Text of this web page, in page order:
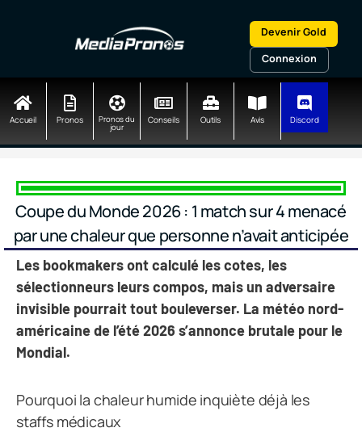
Devenir Gold
Connexion
Accueil Pronos Pronos du
jour
Conseils Outils Avis Discord
Coupe du Monde 2026 : 1 match sur 4 menacé
par une chaleur que personne n’avait anticipée
Les bookmakers ont calculé les cotes, les
sélectionneurs leurs compos, mais un adversaire
invisible pourrait tout bouleverser. La météo nord-
américaine de l’été 2026 s’annonce brutale pour le
Mondial.
Pourquoi la chaleur humide inquiète déjà les
staffs médicaux